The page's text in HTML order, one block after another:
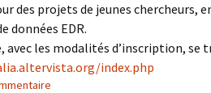
des projets de jeunes chercheurs,
données EDR.
avec les modalités d’inscription, se
index.php